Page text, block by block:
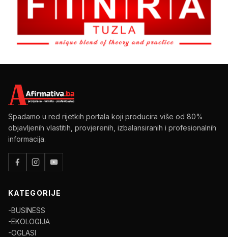
Spadamo u red rijetkih portala koji producira više od 80%
objavljenih vlastitih, provjerenih, izbalansiranih i profesionalnih
informacija.
KATEGORIJE
-BUSINESS
-EKOLOGIJA
-OGLASI